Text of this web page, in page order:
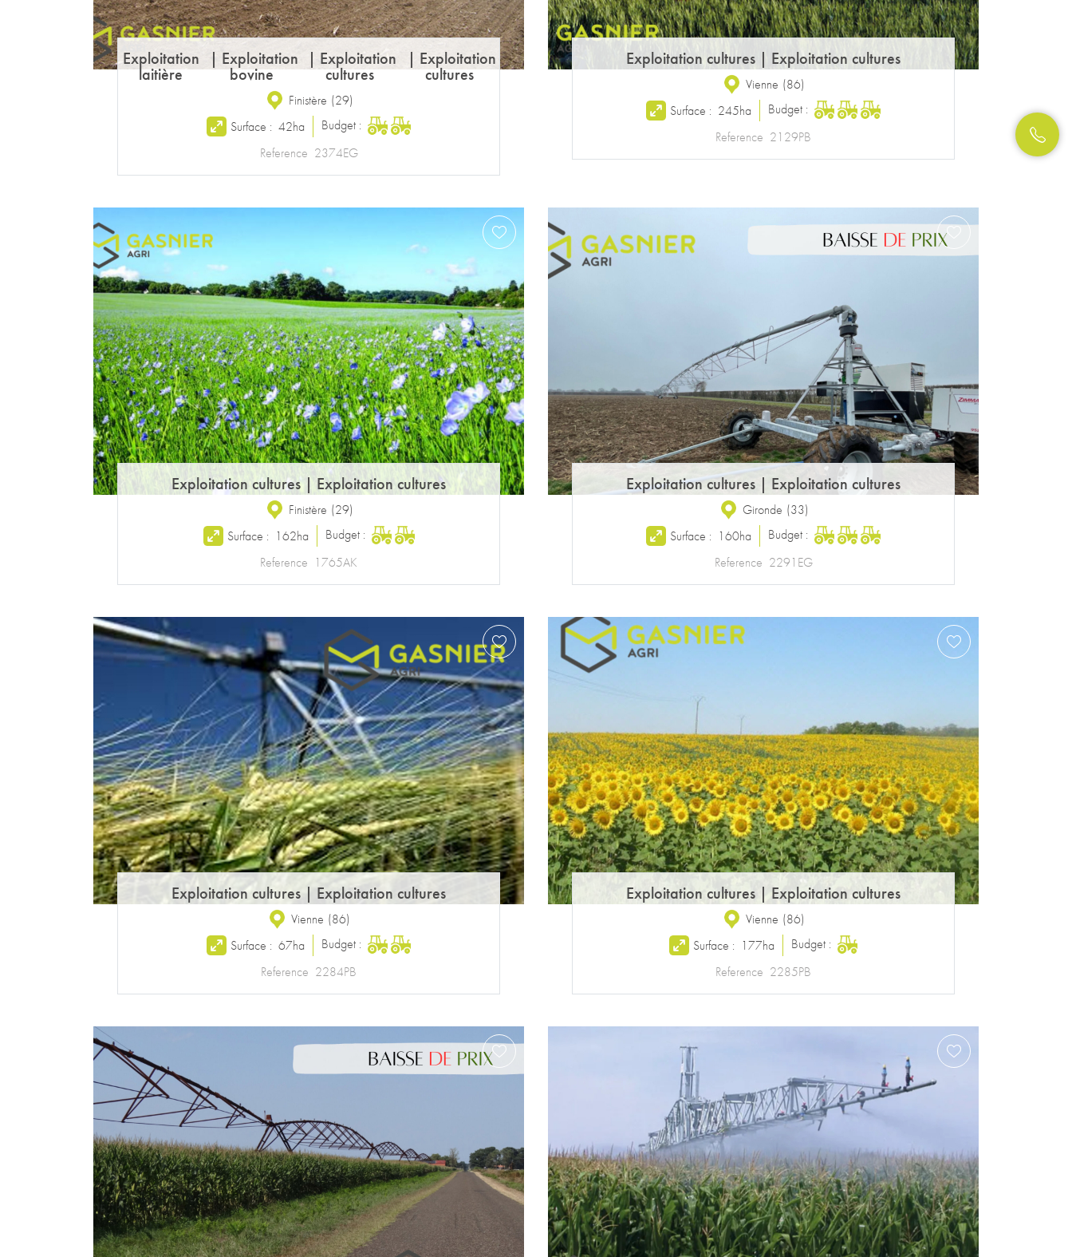
Exploitation
laitière
| Exploitation
bovine
| Exploitation
cultures
| Exploitation
cultures
Finistère (29)
Surface : 42ha
Budget :
Reference 2374EG
Exploitation cultures | Exploitation cultures
Vienne (86)
Surface : 245ha
Budget :
Reference 2129PB
Exploitation cultures | Exploitation cultures
Finistère (29)
Surface : 162ha
Budget :
Reference 1765AK
Exploitation cultures | Exploitation cultures
Gironde (33)
Surface : 160ha
Budget :
Reference 2291EG
Exploitation cultures | Exploitation cultures
Vienne (86)
Surface : 67ha
Budget :
Reference 2284PB
Exploitation cultures | Exploitation cultures
Vienne (86)
Surface : 177ha
Budget :
Reference 2285PB